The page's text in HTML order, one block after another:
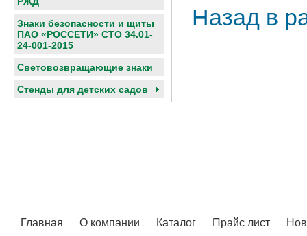
Знаки безопасности и щиты
ПАО «РОССЕТИ» СТО 34.01-
24-001-2015
Световозвращающие знаки
Cтенды для детских садов
Назад в
Главная О компании Каталог Прайс лист